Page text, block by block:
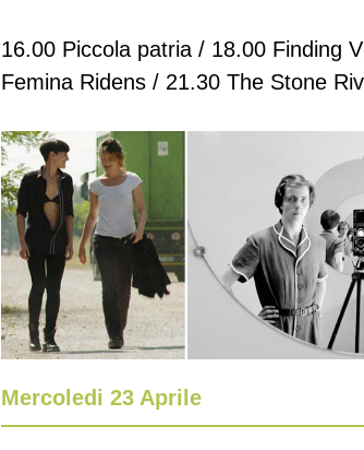
16.00 Piccola patria / 18.00 Finding
Femina Ridens / 21.30 The Stone
Mercoledi 23 Aprile